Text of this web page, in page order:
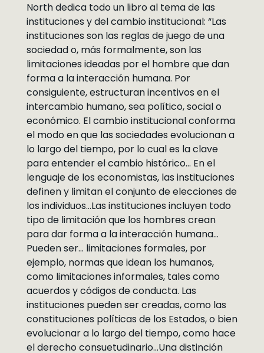
North dedica todo un libro al tema de las
instituciones y del cambio institucional: “Las
instituciones son las reglas de juego de una
sociedad o, más formalmente, son las
limitaciones ideadas por el hombre que dan
forma a la interacción humana. Por
consiguiente, estructuran incentivos en el
intercambio humano, sea político, social o
económico. El cambio institucional conforma
el modo en que las sociedades evolucionan a
lo largo del tiempo, por lo cual es la clave
para entender el cambio histórico… En el
lenguaje de los economistas, las instituciones
definen y limitan el conjunto de elecciones de
los individuos…Las instituciones incluyen todo
tipo de limitación que los hombres crean
para dar forma a la interacción humana…
Pueden ser… limitaciones formales, por
ejemplo, normas que idean los humanos,
como limitaciones informales, tales como
acuerdos y códigos de conducta. Las
instituciones pueden ser creadas, como las
constituciones políticas de los Estados, o bien
evolucionar a lo largo del tiempo, como hace
el derecho consuetudinario…Una distinción